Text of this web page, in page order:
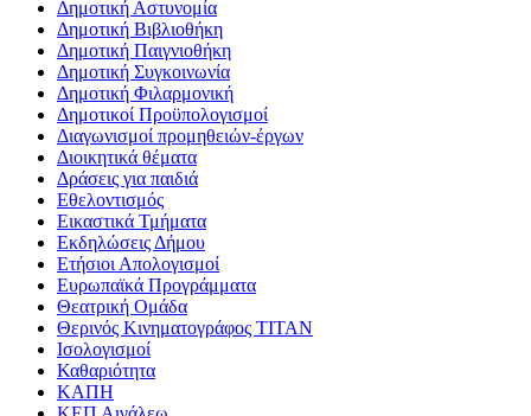
Δημοτική Αστυνομία
Δημοτική Βιβλιοθήκη
Δημοτική Παιγνιοθήκη
Δημοτική Συγκοινωνία
Δημοτική Φιλαρμονική
Δημοτικοί Προϋπολογισμοί
Διαγωνισμοί προμηθειών-έργων
Διοικητικά θέματα
Δράσεις για παιδιά
Εθελοντισμός
Εικαστικά Τμήματα
Εκδηλώσεις Δήμου
Ετήσιοι Απολογισμοί
Ευρωπαϊκά Προγράμματα
Θεατρική Ομάδα
Θερινός Κινηματογράφος ΤΙΤΑΝ
Ισολογισμοί
Καθαριότητα
ΚΑΠΗ